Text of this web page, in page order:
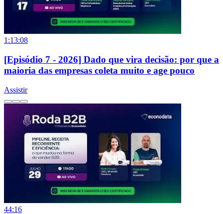
1:13:08
[Episódio 7 - 2026] Dado que vira decisão: por que a
maioria das empresas coleta muito e age pouco
Assistir
44:16